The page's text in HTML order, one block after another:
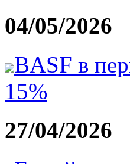
04/05/2026
BASF в
15%
27/04/2026